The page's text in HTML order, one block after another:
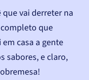
vai derreter na
que
casa a gente
sabores, e claro,